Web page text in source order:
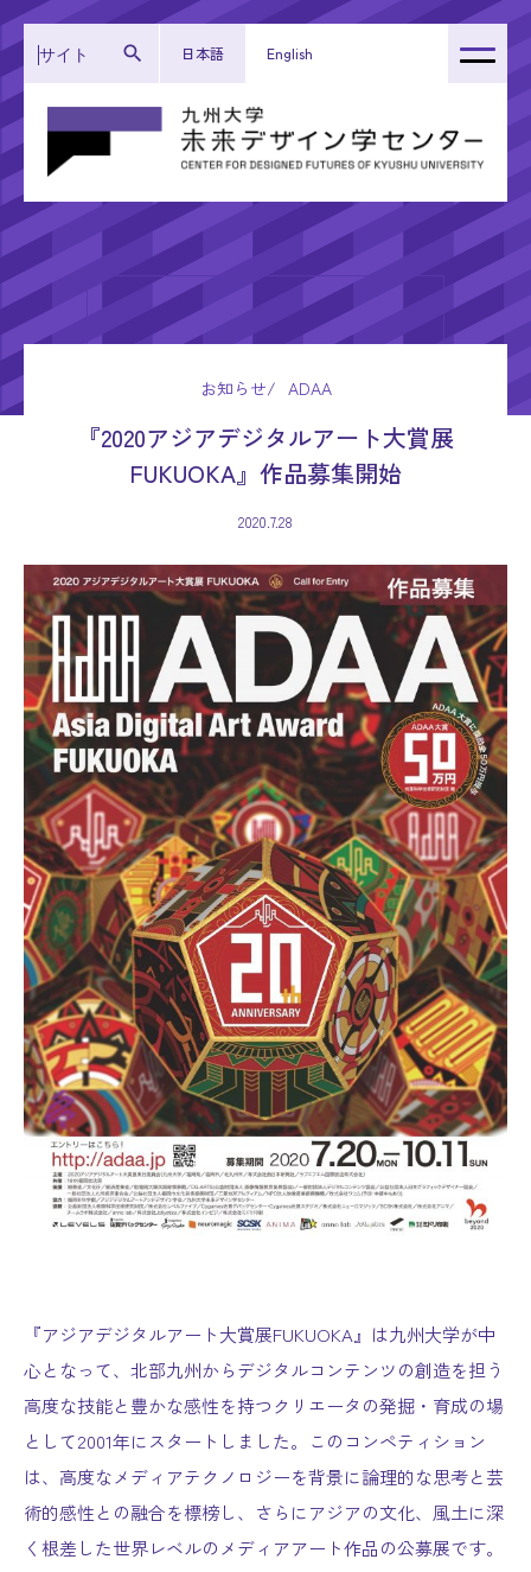
センター紹介
日本語 English
お知らせ ADAA
『2020アジアデジタルアート大賞展
FUKUOKA』作品募集開始
2020.7.28
『アジアデジタルアート大賞展FUKUOKA 』は九州大学が中
心となって、北部九州からデジタルコンテンツの創造を担う
高度な技能と豊かな感性を持つクリエータの発掘・育成の場
として2001年にスタートしました。このコンペティション
は、高度なメディアテクノロジーを背景に論理的な思考と芸
術的感性との融合を標榜し、さらにアジアの文化、風土に深
く根差した世界レベルのメディアアート作品の公募展です。